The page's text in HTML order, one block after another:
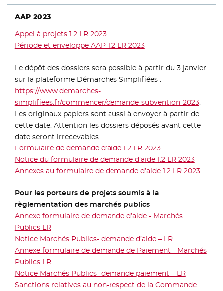
AAP 2023
Appel à projets 1.2 LR 2023- Nouvelle fenêtre
Période et enveloppe AAP 1.2 LR 2023- Nouvelle fenêtre
Le dépôt des dossiers sera possible à partir du 3 janvier
sur la plateforme Démarches Simplifiées :
https://www.demarches-
simplifiees.fr/commencer/demande-subvention-2023-
.
Les originaux papiers sont aussi à envoyer à partir de
cette date. Attention les dossiers déposés avant cette
date seront irrecevables.
Formulaire de demande d’aide 1.2 LR 2023- Nouvelle fenêtre
Notice du formulaire de demande d’aide 1.2 LR 2023-
Annexes au formulaire de demande d’aide 1.2 LR 2023-
Pour les porteurs de projets soumis à la
règlementation des marchés publics
Annexe formulaire de demande d’aide - Marchés
Publics LR- Nouvelle fenêtre
Notice Marchés Publics- demande d’aide – LR- Nouvelle
Annexe formulaire de demande de Paiement - Marchés
Publics LR- Nouvelle fenêtre
Notice Marchés Publics- demande paiement – LR- Nouvelle
Sanctions relatives au non-respect de la Commande